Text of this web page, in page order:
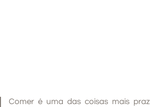
Comer é uma das coisas mais